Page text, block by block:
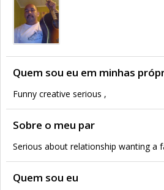
Quem sou eu em minhas
Funny creative serious ,
Sobre o meu par
Serious about relationship wanting a
Quem sou eu